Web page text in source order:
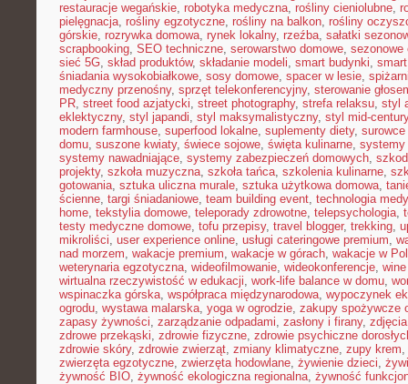
restauracje wegańskie, robotyka medyczna, rośliny cieniolubne,
pielęgnacja, rośliny egzotyczne, rośliny na balkon, rośliny
górskie, rozrywka domowa, rynek lokalny, rzeźba, sałatki
scrapbooking, SEO techniczne, serowarstwo domowe, sezonowe
sieć 5G, skład produktów, składanie modeli, smart budynki,
śniadania wysokobiałkowe, sosy domowe, spacer w lesie,
medyczny przenośny, sprzęt telekonferencyjny, sterowanie
PR, street food azjatycki, street photography, strefa relaksu, styl
eklektyczny, styl japandi, styl maksymalistyczny, styl mid-century
modern farmhouse, superfood lokalne, suplementy diety,
domu, suszone kwiaty, świece sojowe, święta kulinarne, systemy
systemy nawadniające, systemy zabezpieczeń domowych,
projekty, szkoła muzyczna, szkoła tańca, szkolenia kulinarne,
gotowania, sztuka uliczna murale, sztuka użytkowa domowa,
ścienne, targi śniadaniowe, team building event, technologia
home, tekstylia domowe, teleporady zdrowotne, telepsychologia,
testy medyczne domowe, tofu przepisy, travel blogger, trekking,
mikroliści, user experience online, usługi cateringowe premium,
nad morzem, wakacje premium, wakacje w górach, wakacje w
weterynaria egzotyczna, wideofilmowanie, wideokonferencje,
wirtualna rzeczywistość w edukacji, work-life balance w domu,
wspinaczka górska, współpraca międzynarodowa, wypoczynek
ogrodu, wystawa malarska, yoga w ogrodzie, zakupy spożywcze
zapasy żywności, zarządzanie odpadami, zasłony i firany,
zdrowe przekąski, zdrowie fizyczne, zdrowie psychiczne
zdrowie skóry, zdrowie zwierząt, zmiany klimatyczne, zupy krem,
zwierzęta egzotyczne, zwierzęta hodowlane, żywienie dzieci,
żywność BIO, żywność ekologiczna regionalna, żywność